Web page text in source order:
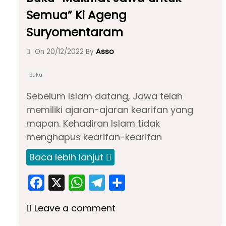
Semua” Ki Ageng
Suryomentaram
On 20/12/2022 By Asso
Buku
Sebelum Islam datang, Jawa telah
memiliki ajaran-ajaran kearifan yang
mapan. Kehadiran Islam tidak
menghapus kearifan-kearifan
Baca lebih lanjut
F
a
c
X W
h
a
T
el
e
Leave a comment